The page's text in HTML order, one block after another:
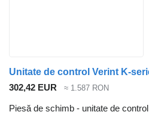
302,42 EUR ≈ 1.587 RON
Piesă de schimb - unitate de control